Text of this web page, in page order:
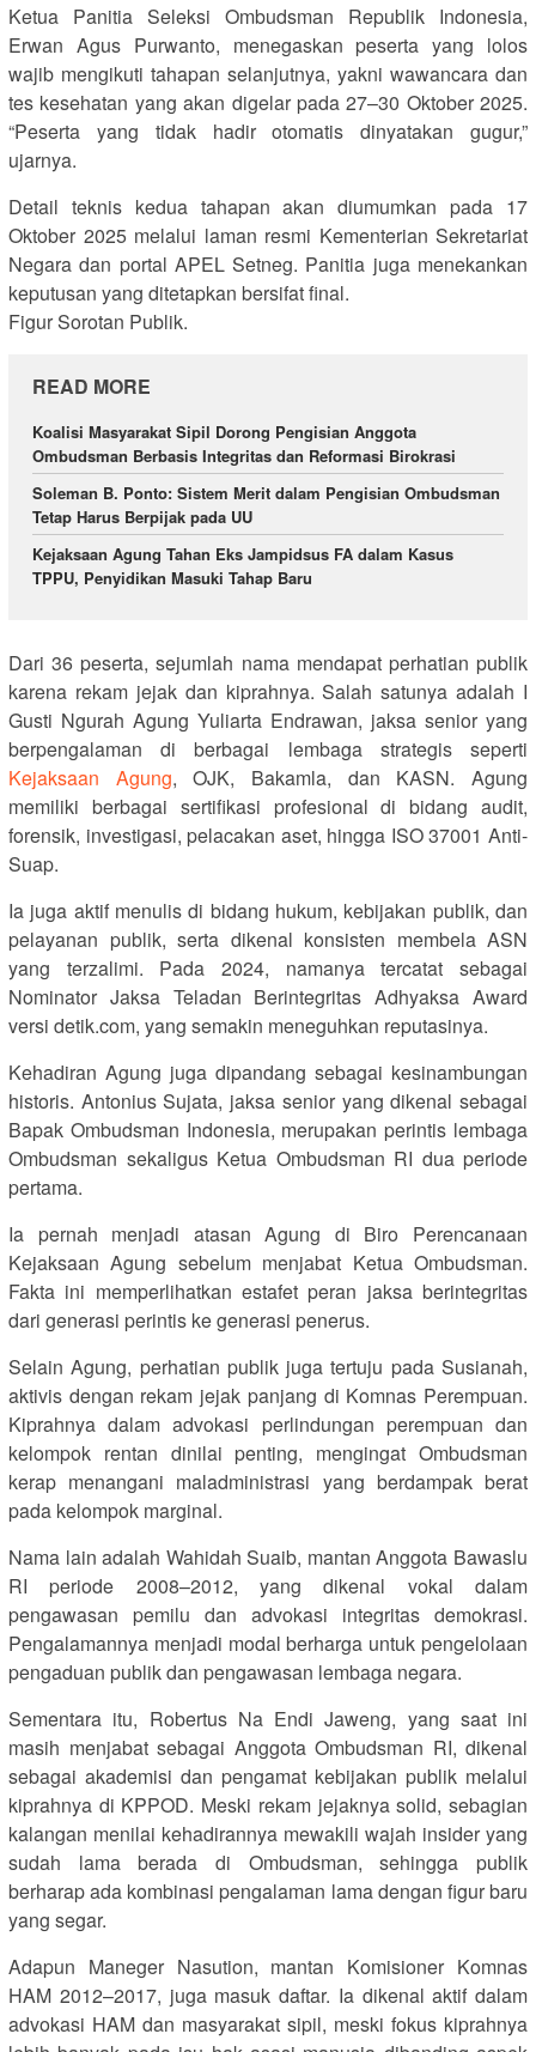
Ketua Panitia Seleksi Ombudsman Republik Indonesia,
Erwan Agus Purwanto, menegaskan peserta yang lolos
wajib mengikuti tahapan selanjutnya, yakni wawancara dan
tes kesehatan yang akan digelar pada 27–30 Oktober 2025.
“Peserta yang tidak hadir otomatis dinyatakan gugur,”
ujarnya.
Detail teknis kedua tahapan akan diumumkan pada 17
Oktober 2025 melalui laman resmi Kementerian Sekretariat
Negara dan portal APEL Setneg. Panitia juga menekankan
keputusan yang ditetapkan bersifat final.
Figur Sorotan Publik.
READ MORE
Koalisi Masyarakat Sipil Dorong Pengisian Anggota
Ombudsman Berbasis Integritas dan Reformasi Birokrasi
Soleman B. Ponto: Sistem Merit dalam Pengisian Ombudsman
Tetap Harus Berpijak pada UU
Kejaksaan Agung Tahan Eks Jampidsus FA dalam Kasus
TPPU, Penyidikan Masuki Tahap Baru
Dari 36 peserta, sejumlah nama mendapat perhatian publik
karena rekam jejak dan kiprahnya. Salah satunya adalah I
Gusti Ngurah Agung Yuliarta Endrawan, jaksa senior yang
berpengalaman di berbagai lembaga strategis seperti
Kejaksaan Agung, OJK, Bakamla, dan KASN. Agung
memiliki berbagai sertifikasi profesional di bidang audit,
forensik, investigasi, pelacakan aset, hingga ISO 37001 Anti-
Suap.
Ia juga aktif menulis di bidang hukum, kebijakan publik, dan
pelayanan publik, serta dikenal konsisten membela ASN
yang terzalimi. Pada 2024, namanya tercatat sebagai
Nominator Jaksa Teladan Berintegritas Adhyaksa Award
versi detik.com, yang semakin meneguhkan reputasinya.
Kehadiran Agung juga dipandang sebagai kesinambungan
historis. Antonius Sujata, jaksa senior yang dikenal sebagai
Bapak Ombudsman Indonesia, merupakan perintis lembaga
Ombudsman sekaligus Ketua Ombudsman RI dua periode
pertama.
Ia pernah menjadi atasan Agung di Biro Perencanaan
Kejaksaan Agung sebelum menjabat Ketua Ombudsman.
Fakta ini memperlihatkan estafet peran jaksa berintegritas
dari generasi perintis ke generasi penerus.
Selain Agung, perhatian publik juga tertuju pada Susianah,
aktivis dengan rekam jejak panjang di Komnas Perempuan.
Kiprahnya dalam advokasi perlindungan perempuan dan
kelompok rentan dinilai penting, mengingat Ombudsman
kerap menangani maladministrasi yang berdampak berat
pada kelompok marginal.
Nama lain adalah Wahidah Suaib, mantan Anggota Bawaslu
RI periode 2008–2012, yang dikenal vokal dalam
pengawasan pemilu dan advokasi integritas demokrasi.
Pengalamannya menjadi modal berharga untuk pengelolaan
pengaduan publik dan pengawasan lembaga negara.
Sementara itu, Robertus Na Endi Jaweng, yang saat ini
masih menjabat sebagai Anggota Ombudsman RI, dikenal
sebagai akademisi dan pengamat kebijakan publik melalui
kiprahnya di KPPOD. Meski rekam jejaknya solid, sebagian
kalangan menilai kehadirannya mewakili wajah insider yang
sudah lama berada di Ombudsman, sehingga publik
berharap ada kombinasi pengalaman lama dengan figur baru
yang segar.
Adapun Maneger Nasution, mantan Komisioner Komnas
HAM 2012–2017, juga masuk daftar. Ia dikenal aktif dalam
advokasi HAM dan masyarakat sipil, meski fokus kiprahnya